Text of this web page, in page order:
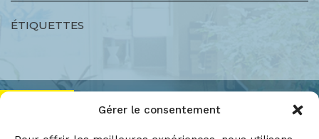
Gérer le consentement
ÉTIQUETTES